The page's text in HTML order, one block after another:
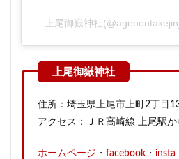
上尾御嶽神社
住所：埼玉県上尾市上町2丁目
アクセス：ＪＲ高崎線 上尾駅
ホームページ ・ facebook ・ insta